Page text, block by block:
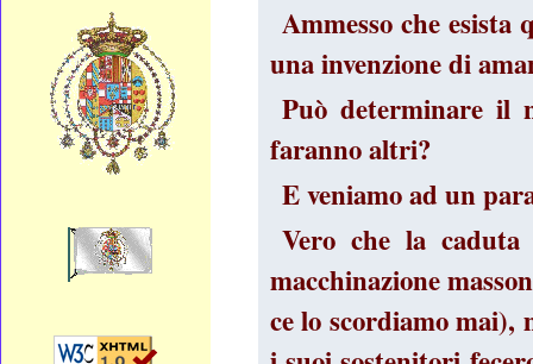
Ammesso che
una invenzione di
Può determinare il
faranno altri?
E veniamo ad un
Vero che la
macchinazione
ce lo scordiamo mai),